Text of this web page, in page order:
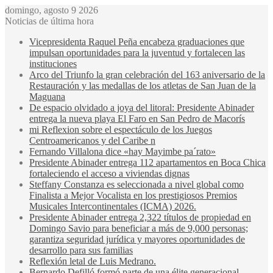
domingo, agosto 9 2026
Noticias de última hora
Vicepresidenta Raquel Peña encabeza graduaciones que
impulsan oportunidades para la juventud y fortalecen las
instituciones
Arco del Triunfo la gran celebración del 163 aniversario de la
Restauración y las medallas de los atletas de San Juan de la
Maguana
De espacio olvidado a joya del litoral: Presidente Abinader
entrega la nueva playa El Faro en San Pedro de Macorís
mi Reflexion sobre el espectáculo de los Juegos
Centroamericanos y del Caribe n
Fernando Villalona dice «hay Mayimbe pa´rato»
Presidente Abinader entrega 112 apartamentos en Boca Chica
fortaleciendo el acceso a viviendas dignas
Steffany Constanza es seleccionada a nivel global como
Finalista a Mejor Vocalista en los prestigiosos Premios
Musicales Intercontinentales (ICMA) 2026.
Presidente Abinader entrega 2,322 títulos de propiedad en
Domingo Savio para beneficiar a más de 9,000 personas;
garantiza seguridad jurídica y mayores oportunidades de
desarrollo para sus familias
Reflexión letal de Luis Medrano.